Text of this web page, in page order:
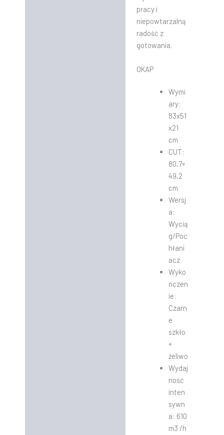
pracy i
niepowtarzalną
radość z
gotowania.
OKAP
Wymi
ary:
83x51
x21
cm
CUT:
80,7×
49,2
cm
Wersj
a:
Wycią
g/Poc
hłani
acz
Wyko
ńczen
ie:
Czarn
e
szkło
+
żeliwo
Wydaj
ność
inten
sywn
a: 610
m3 /h